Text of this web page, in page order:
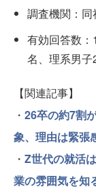
調査機関：同
有効回答数
名、理系男子
【関連記事】
・ 26卒の約7割
象、理由は緊
・ Z世代の就活
業の雰囲気を